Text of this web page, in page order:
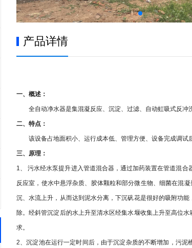
产品详情
一、概述：
全自动净水器是集混凝反应、沉淀、过滤、自动虹吸式反冲
二、特点：
该设备占地面积小、运行成本低、管理方便、设备完成调试
三、原理：
1、 污水经水泵提升进入管道混合器，通过加药装置在管道混合
反应室，使水中悬浮杂质、胶体颗粒和部分微生物、细菌在混
沉、水流上升，从而达到泥水分离，下沉矾花是很好的吸附功
除。经斜管沉淀后的水上升至清水区经集水堰收集上升至高位
求。
2、沉淀池在运行一定时间后，由于沉淀杂质的不断增加，污